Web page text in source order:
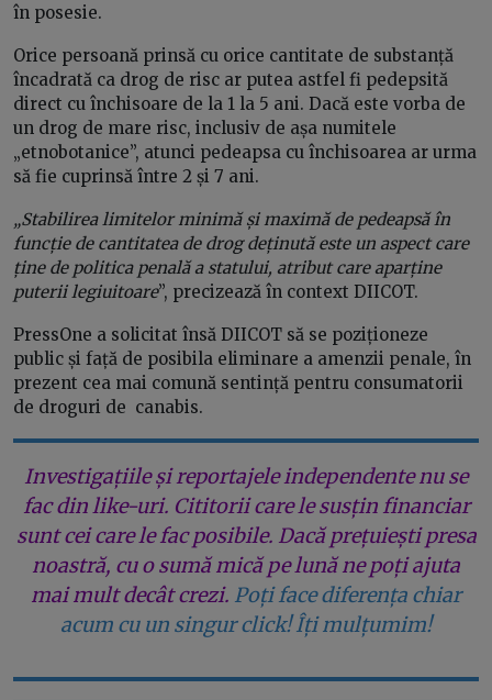
în posesie.
Orice persoană prinsă cu orice cantitate de substanță
încadrată ca drog de risc ar putea astfel fi pedepsită
direct cu închisoare de la 1 la 5 ani. Dacă este vorba de
un drog de mare risc, inclusiv de așa numitele
„etnobotanice”, atunci pedeapsa cu închisoarea ar urma
să fie cuprinsă între 2 și 7 ani.
„Stabilirea limitelor minimă și maximă de pedeapsă în
funcție de cantitatea de drog deținută este un aspect care
ține de politica penală a statului, atribut care aparține
puterii legiuitoare”, precizează în context DIICOT.
PressOne a solicitat însă DIICOT să se poziționeze
public și față de posibila eliminare a amenzii penale, în
prezent cea mai comună sentință pentru consumatorii
de droguri de canabis.
Investigațiile și reportajele independente nu se
fac din like-uri. Cititorii care le susțin financiar
sunt cei care le fac posibile. Dacă prețuiești presa
noastră, cu o sumă mică pe lună ne poți ajuta
mai mult decât crezi. Poți face diferența chiar
acum cu un singur click! Îți mulțumim!